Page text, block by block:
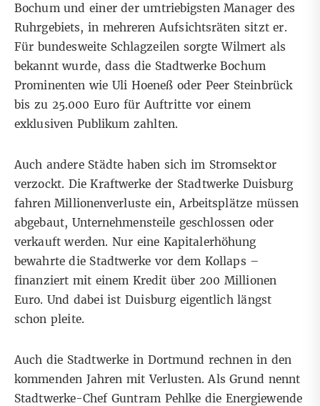
Bochum und einer der umtriebigsten Manager des
Ruhrgebiets, in mehreren Aufsichtsräten sitzt er.
Für bundesweite Schlagzeilen sorgte Wilmert als
bekannt wurde, dass die Stadtwerke Bochum
Prominenten wie Uli Hoeneß oder Peer Steinbrück
bis zu 25.000 Euro für Auftritte vor einem
exklusiven Publikum zahlten.
Auch andere Städte haben sich im Stromsektor
verzockt. Die Kraftwerke der Stadtwerke Duisburg
fahren Millionenverluste ein, Arbeitsplätze müssen
abgebaut, Unternehmensteile geschlossen oder
verkauft werden. Nur eine Kapitalerhöhung
bewahrte die Stadtwerke vor dem Kollaps –
finanziert mit einem Kredit über 200 Millionen
Euro. Und dabei ist Duisburg eigentlich längst
schon pleite.
Auch die Stadtwerke in Dortmund rechnen in den
kommenden Jahren mit Verlusten. Als Grund nennt
Stadtwerke-Chef Guntram Pehlke die Energiewende